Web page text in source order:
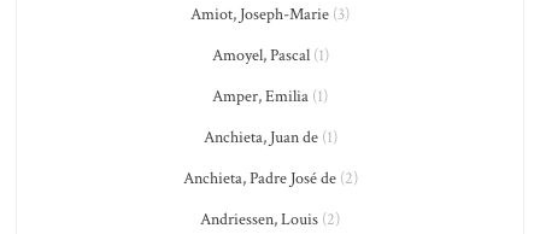
Amiot, Joseph-Marie (3)
Amoyel, Pascal(1)
Amper, Emilia (1)
Anchieta, Juan de(1)
Anchieta, Padre José de(2)
Andriessen, Louis (2)